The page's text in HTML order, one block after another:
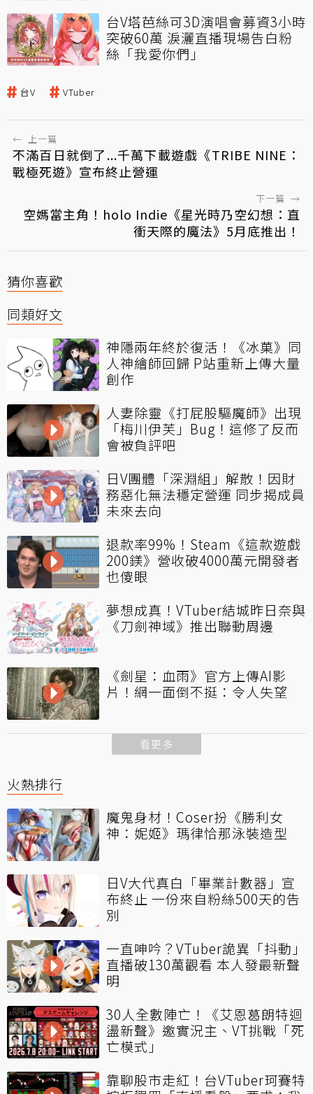
台V塔芭絲可3D演唱會募資3小時
突破60萬 淚灑直播現場告白粉
絲「我愛你們」
台V VTuber
← 上一篇
不滿百日就倒了...千萬下載遊戲《TRIBE NINE：
戰極死遊》宣布終止營運
下一篇 →
空媽當主角！holo Indie《星光時乃空幻想：直
衝天際的魔法》5月底推出！
猜你喜歡
同類好文
神隱兩年終於復活！《冰菓》同
人神繪師回歸 P站重新上傳大量
創作
人妻除靈《打屁股驅魔師》出現
「梅川伊芙」Bug！這修了反而
會被負評吧
日V團體「深淵組」解散！因財
務惡化無法穩定營運 同步揭成員
未來去向
退款率99%！Steam《這款遊戲
200鎂》營收破4000萬元開發者
也傻眼
夢想成真！VTuber結城昨日奈與
《刀劍神域》推出聯動周邊
《劍星：血雨》官方上傳AI影
片！網一面倒不挺：令人失望
看更多
火熱排行
魔鬼身材！Coser扮《勝利女
神：妮姬》瑪律恰那泳裝造型
日V大代真白「畢業計數器」宣
布終止 一份來自粉絲500天的告
別
一直呻吟？VTuber詭異「抖動」
直播破130萬觀看 本人發最新聲
明
30人全數陣亡！《艾恩葛朗特迴
盪新聲》邀實況主、VT挑戰「死
亡模式」
靠聊股市走紅！台VTuber珂賽特